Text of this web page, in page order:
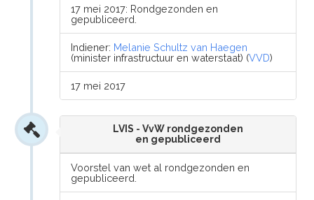
17 mei 2017: Rondgezonden en
gepubliceerd.
Indiener: Melanie Schultz van Haegen
(minister infrastructuur en waterstaat) (VVD)
17 mei 2017
LVIS - VvW rondgezonden
en gepubliceerd
Voorstel van wet al rondgezonden en
gepubliceerd.